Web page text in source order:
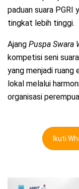
paduan suara PGRI
tingkat lebih tinggi.
Ajang Puspa Swara
kompetisi seni
yang menjadi ruang
lokal melalui
organisasi
Ikuti